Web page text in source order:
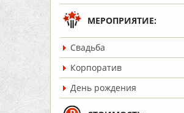
МЕРОПРИЯТИЕ:
Cвадьба
Корпоратив
День рождения